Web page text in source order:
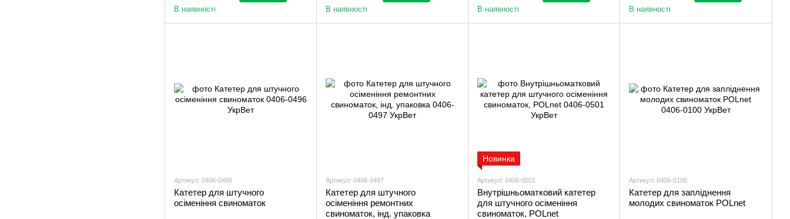
В наявності В наявності В наявності В наявності
Артикул: 0406-0496
Катетер для штучного
осіменіння свиноматок
Артикул: 0406-0497
Катетер для штучного
осіменіння ремонтних
свиноматок, інд. упаковка
Новинка
Артикул: 0406-0501
Внутрішньоматковий катетер
для штучного осіменіння
свиноматок, POLnet
Артикул: 0406-0100
Катетер для запліднення
молодих свиноматок POLnet